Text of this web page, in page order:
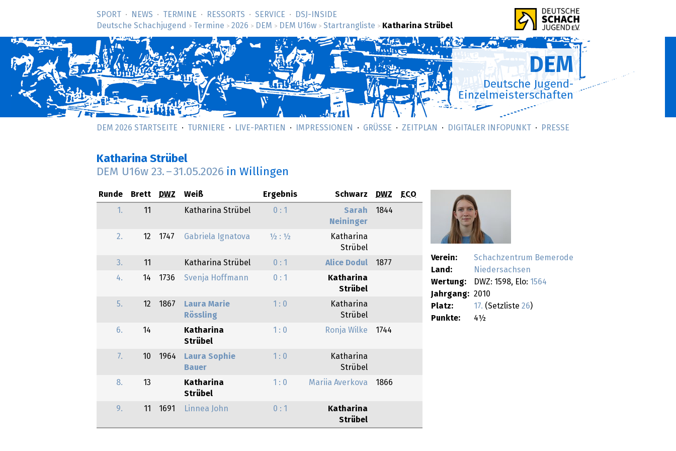
SPORT NEWS TERMINE RESSORTS SERVICE
DSJ-­INSIDE
Deutsche Schachjugend
> Termine > 2026 > DEM > DEM U16w > Startrangliste > Katharina Strübel
DEM
Deutsche Jugend-
Einzelmeisterschaften
DEM 2026 STARTSEITE TURNIERE LIVE-PARTIEN IMPRESSIONEN GRÜSSE ZEITPLAN DIGITALER INFOPUNKT PRESSE
Katharina Strübel
DEM U16w 23. –31.05.2026 in Willingen
Verein:
Schachzentrum Bemerode
Land:
Niedersachsen
Wertung:
DWZ: 1598, Elo: 1564
Jahrgang: 2010
Platz:
17. (Setzliste 26)
Punkte:
4½
Runde Brett DWZ Weiß Ergebnis Schwarz DWZ
ECO
1.
11 Katharina Strübel 0 : 1
Sarah
Neininger
1844
2. 12 1747 Gabriela Ignatova ½ : ½
Katharina
Strübel
3.
11 Katharina Strübel 0 : 1 Alice Dodul
1877
4.
14 1736 Svenja Hoffmann 0 : 1
Katharina
Strübel
5.
12 1867
Laura Marie
Rössling
1 : 0
Katharina
Strübel
6.
14
Katharina
Strübel
1 : 0 Ronja Wilke 1744
7. 10 1964
Laura Sophie
Bauer
1 : 0
Katharina
Strübel
8.
13
Katharina
Strübel
1 : 0 Mariia Averkova 1866
9. 11 1691 Linnea John 0 : 1
Katharina
Strübel